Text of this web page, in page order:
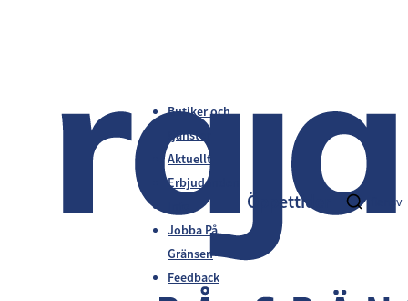
Butiker och
tjänster
Aktuellt
Erbjudanden
Jobba På
Gränsen
Feedback
sv
Öppettider